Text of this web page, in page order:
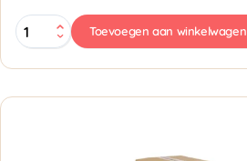
ActivaPaper
Opvulpapier
aantal
Toevoegen aan winkelwagen